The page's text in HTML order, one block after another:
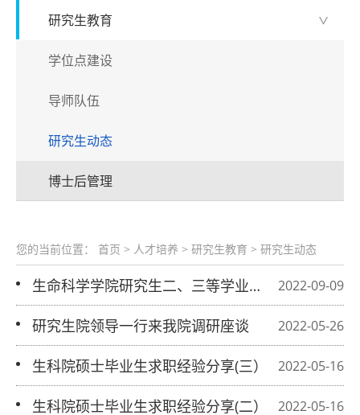
研究生教育 >
学位点建设
导师队伍
研究生动态
博士后管理
您的当前位置： 首页 > 人才培养 > 研究生教育 > 研究生动态
2022-09-09
生命科学学院研究生二、三等学业奖学
金分类评审细则（2022年） 2022-05-26
研究生院领导一行来我院调研座谈
2022-05-16
生科院硕士毕业生求职经验分享(三）
2022-05-16
生科院硕士毕业生求职经验分享(二）